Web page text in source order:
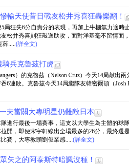
輸天使昔日戰友松井秀喜狂轟樂翻！
局狂失6分自責分的表現，再加上牛棚無力適
松井秀喜則狂敲送助攻，面對洋基毫不留情面
薛.....(詳全文)
騎兵克魯茲打虎
）的克魯茲（Nelson Cruz）今天14局敲出
6連敗。克魯茲今天14局繼隊友韓密爾頓（
夫當關大專明星仍難敵日本
進行最後一場賽事，這支以大學生為主體的球
開，即便宋宇軒線出全場最多的26分，最終還
賽，大專教頭劉俊業感.....(詳全文)
矢之的阿泰斯特暗諷沒種！